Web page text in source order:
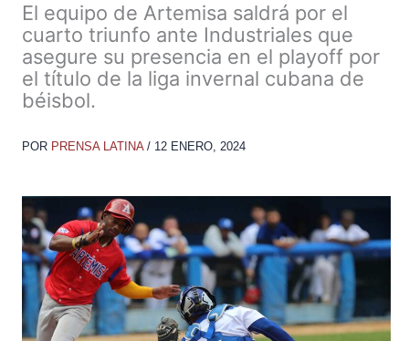
El equipo de Artemisa saldrá por el
cuarto triunfo ante Industriales que
asegure su presencia en el playoff por
el título de la liga invernal cubana de
béisbol.
POR PRENSA LATINA / 12 ENERO, 2024